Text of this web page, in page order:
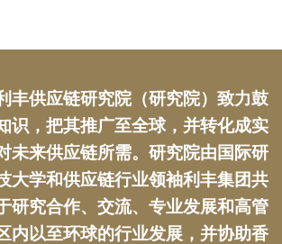
丰供应链研究院（研究院）致力鼓
识，把其推广至全球，并转化成实
未来供应链所需。研究院由国际研
大学和供应链行业领袖利丰集团共
研究合作、交流、专业发展和高管
内以至环球的行业发展，并协助香